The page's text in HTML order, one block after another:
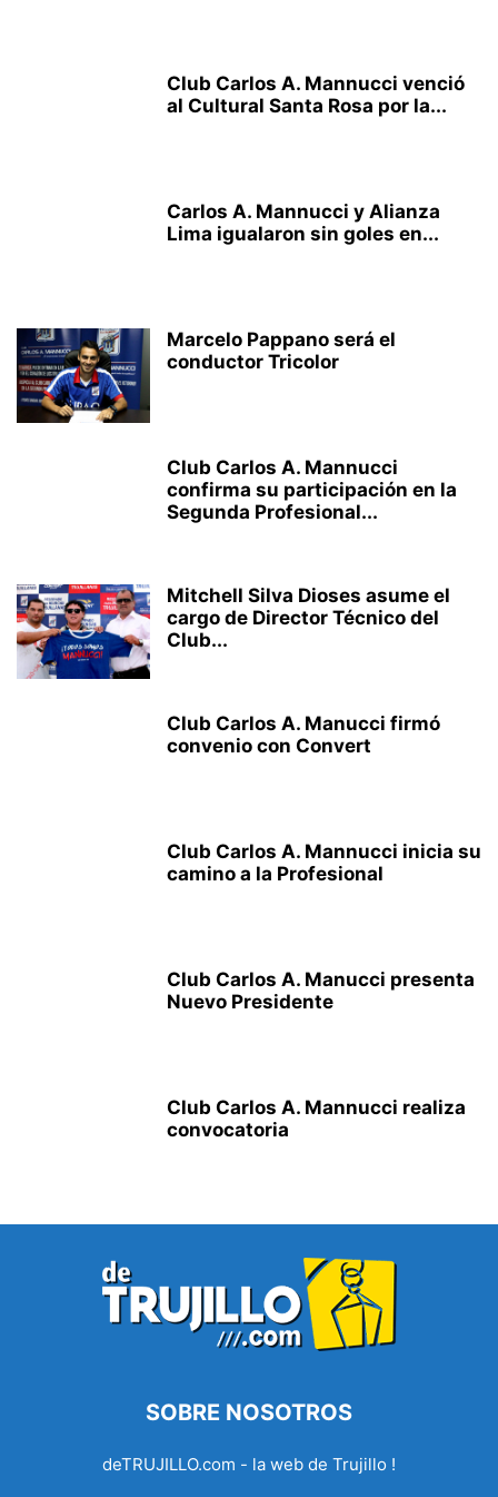
Club Carlos A. Mannucci venció
al Cultural Santa Rosa por la...
Carlos A. Mannucci y Alianza
Lima igualaron sin goles en...
Marcelo Pappano será el
conductor Tricolor
Club Carlos A. Mannucci
confirma su participación en la
Segunda Profesional...
Mitchell Silva Dioses asume el
cargo de Director Técnico del
Club...
Club Carlos A. Manucci firmó
convenio con Convert
Club Carlos A. Mannucci inicia su
camino a la Profesional
Club Carlos A. Manucci presenta
Nuevo Presidente
Club Carlos A. Mannucci realiza
convocatoria
SOBRE NOSOTROS
deTRUJILLO.com - la web de Trujillo !